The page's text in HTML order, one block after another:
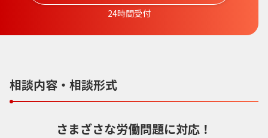
24時間受付
相談内容・相談形式
さまざさな労働問題に対応！